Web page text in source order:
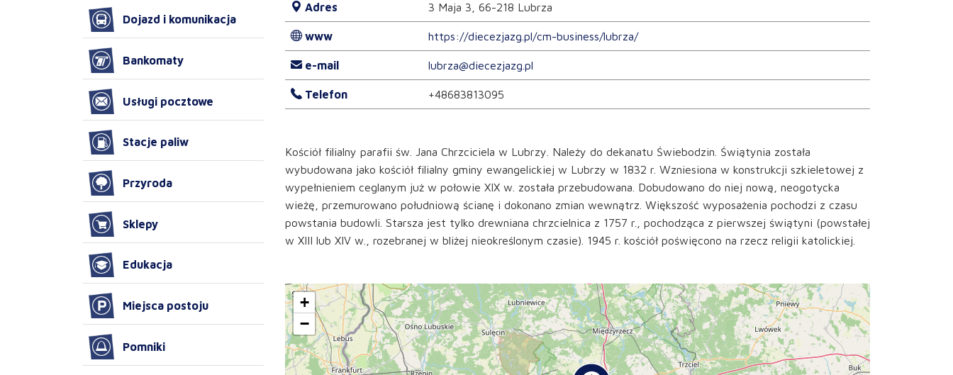
Adres 3 Maja 3, 66-218 Lubrza
www https://diecezjazg.pl/cm-business/lubrza/
e-mail lubrza@diecezjazg.pl
Telefon +48683813095
Kościół filialny parafii św. Jana Chrzciciela w Lubrzy. Należy do dekanatu Świebodzin. Świątynia została
wybudowana jako kościół filialny gminy ewangelickiej w Lubrzy w 1832 r. Wzniesiona w konstrukcji szkieletowej z
wypełnieniem ceglanym już w połowie XIX w. została przebudowana. Dobudowano do niej nową, neogotycka
wieżę, przemurowano południową ścianę i dokonano zmian wewnątrz. Większość wyposażenia pochodzi z czasu
powstania budowli. Starsza jest tylko drewniana chrzcielnica z 1757 r., pochodząca z pierwszej świątyni (powstałej
w XIII lub XIV w., rozebranej w bliżej nieokreślonym czasie). 1945 r. kościół poświęcono na rzecz religii katolickiej.
+
−
Dojazd i komunikacja
Bankomaty
Usługi pocztowe
Stacje paliw
Przyroda
Sklepy
Edukacja
Miejsca postoju
Pomniki